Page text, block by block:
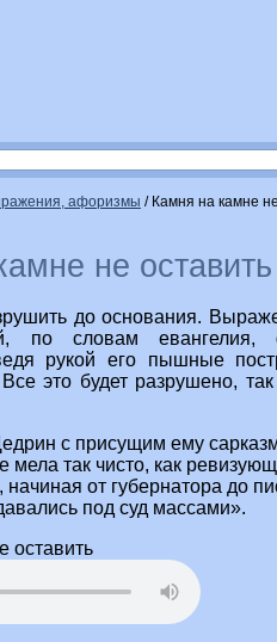
афоризмы / Камня на камне
не оставить
до основания.
по словам евангелия,
рукой его пышные
это будет разрушено,
с присущим ему
мела так чисто, как
начиная от губернатора до
под суд массами».
оставить